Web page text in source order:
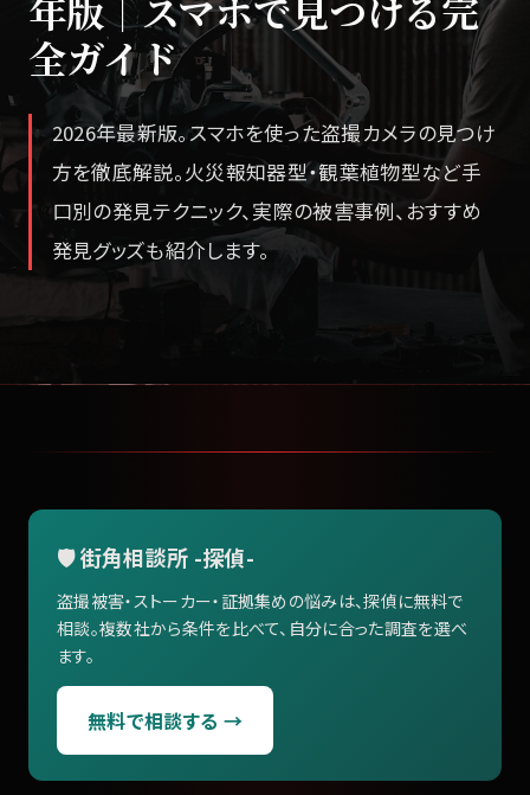
全ガイド
2026年最新版。スマホを使った盗撮カメラの見つけ
方を徹底解説。火災報知器型・観葉植物型など手
口別の発見テクニック、実際の被害事例、おすすめ
発見グッズも紹介します。
🛡️ 街角相談所 -探偵-
盗撮被害・ストーカー・証拠集めの悩みは、探偵に無料で
相談。複数社から条件を比べて、自分に合った調査を選べ
ます。
無料で相談する →